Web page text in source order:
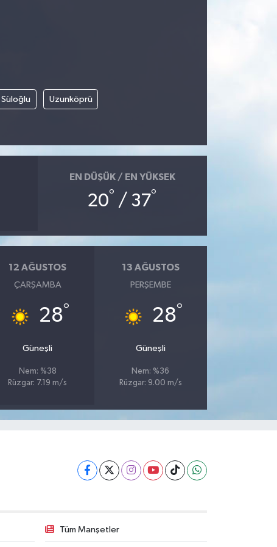
Süloğlu Uzunköprü
EN DÜŞÜK / EN YÜKSEK
20° / 37°
12 AĞUSTOS
ÇARŞAMBA
28°
Güneşli
Nem: %38
Rüzgar: 7.19 m/s
13 AĞUSTOS
PERŞEMBE
28°
Güneşli
Nem: %36
Rüzgar: 9.00 m/s
Tüm Manşetler